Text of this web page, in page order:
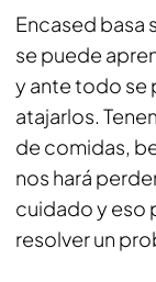
Encased basa
se puede
y ante todo se
atajarlos.
de comidas,
nos hará
cuidado y eso
resolver un